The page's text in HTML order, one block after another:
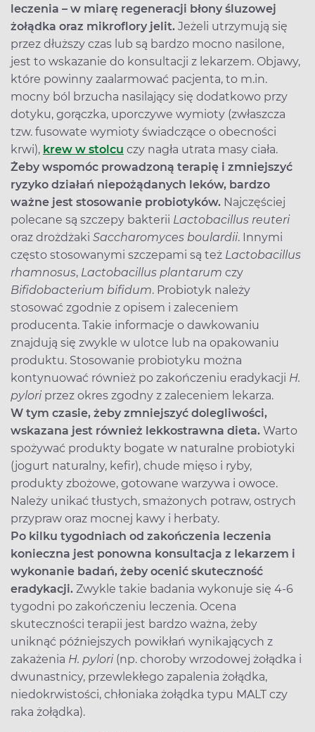
leczenia – w miarę regeneracji błony śluzowej
żołądka oraz mikroflory jelit. Jeżeli utrzymują się
przez dłuższy czas lub są bardzo mocno nasilone,
jest to wskazanie do konsultacji z lekarzem. Objawy,
które powinny zaalarmować pacjenta, to m.in.
mocny ból brzucha nasilający się dodatkowo przy
dotyku, gorączka, uporczywe wymioty (zwłaszcza
tzw. fusowate wymioty świadczące o obecności
krwi), krew w stolcu czy nagła utrata masy ciała.
Żeby wspomóc prowadzoną terapię i zmniejszyć
ryzyko działań niepożądanych leków, bardzo
ważne jest stosowanie probiotyków. Najczęściej
polecane są szczepy bakterii Lactobacillus reuteri
oraz drożdżaki Saccharomyces boulardii. Innymi
często stosowanymi szczepami są też Lactobacillus
rhamnosus, Lactobacillus plantarum czy
Bifidobacterium bifidum. Probiotyk należy
stosować zgodnie z opisem i zaleceniem
producenta. Takie informacje o dawkowaniu
znajdują się zwykle w ulotce lub na opakowaniu
produktu. Stosowanie probiotyku można
kontynuować również po zakończeniu eradykacji H.
pyloriprzez okres zgodny z zaleceniem lekarza.
W tym czasie, żeby zmniejszyć dolegliwości,
wskazana jest również lekkostrawna dieta. Warto
spożywać produkty bogate w naturalne probiotyki
(jogurt naturalny, kefir), chude mięso i ryby,
produkty zbożowe, gotowane warzywa i owoce.
Należy unikać tłustych, smażonych potraw, ostrych
przypraw oraz mocnej kawy i herbaty.
Po kilku tygodniach od zakończenia leczenia
konieczna jest ponowna konsultacja z lekarzem i
wykonanie badań, żeby ocenić skuteczność
eradykacji. Zwykle takie badania wykonuje się 4-6
tygodni po zakończeniu leczenia. Ocena
skuteczności terapii jest bardzo ważna, żeby
uniknąć późniejszych powikłań wynikających z
zakażenia H. pylori(np. choroby wrzodowej żołądka i
dwunastnicy, przewlekłego zapalenia żołądka,
niedokrwistości, chłoniaka żołądka typu MALT czy
raka żołądka).